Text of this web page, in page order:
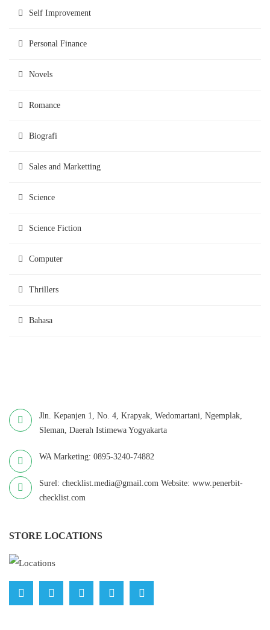
Self Improvement
Personal Finance
Novels
Romance
Biografi
Sales and Marketting
Science
Science Fiction
Computer
Thrillers
Bahasa
Jln. Kepanjen 1, No. 4, Krapyak, Wedomartani, Ngemplak,
Sleman, Daerah Istimewa Yogyakarta
WA Marketing: 0895-3240-74882
Surel: checklist.media@gmail.com Website: www.penerbit-
checklist.com
STORE LOCATIONS